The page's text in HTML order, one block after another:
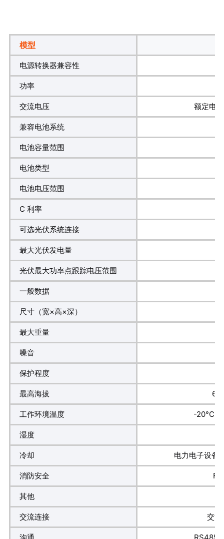
模型
电源转换器兼容性
功率
交流电压 额定电
兼容电池系统
电池容量范围
电池类型
电池电压范围
C 利率
可选光伏系统连接
最大光伏发电量
光伏最大功率点跟踪电压范围
一般数据
尺寸（宽×高×深）
最大重量
噪音
保护程度
最高海拔
工作环境温度 -20°C
湿度
冷却 电力电子设备
消防安全
其他
交流连接 交流